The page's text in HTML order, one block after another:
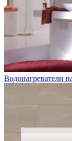
Водонагреватели